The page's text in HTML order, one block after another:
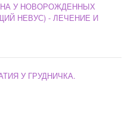
У НОВОРОЖДЕННЫХ
НЕВУС) - ЛЕЧЕНИЕ И
У ГРУДНИЧКА.